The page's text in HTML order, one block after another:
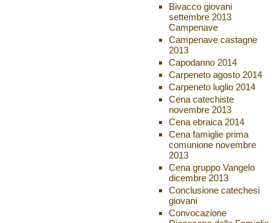
Bivacco giovani
settembre 2013
Campenave
Campenave castagne
2013
Capodanno 2014
Carpeneto agosto 2014
Carpeneto luglio 2014
Cena catechiste
novembre 2013
Cena ebraica 2014
Cena famiglie prima
comunione novembre
2013
Cena gruppo Vangelo
dicembre 2013
Conclusione catechesi
giovani
Convocazione